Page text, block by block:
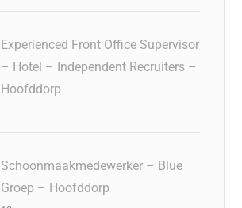
Experienced Front Office Supervisor
– Hotel – Independent Recruiters –
Hoofddorp
Schoonmaakmedewerker – Blue
Groep – Hoofddorp